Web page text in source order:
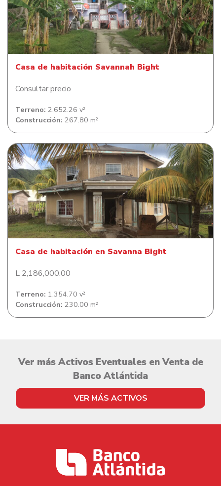
Casa de habitación Savannah Bight
Casa de habitación Savannah Bight
Consultar precio
Terreno: 2,652.26 v²
Construcción: 267.80 m²
Casa de habitación en Savanna Bight
Casa de habitación en Savanna Bight
L 2,186,000.00
Terreno: 1,354.70 v²
Construcción: 230.00 m²
Ver más Activos Eventuales en Venta de
Banco Atlántida
VER MÁS ACTIVOS